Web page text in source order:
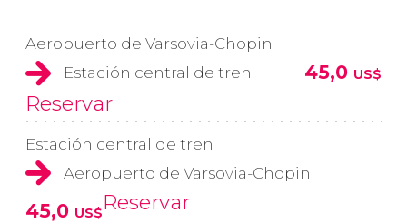
Aeropuerto de Varsovia-Chopin
Estación central de tren
45,0 US$
Reservar
Estación central de tren
Aeropuerto de Varsovia-Chopin
45,0 US$Reservar